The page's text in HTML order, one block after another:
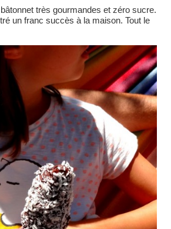
très gourmandes et zéro sucre.
un franc succès à la maison. Tout le